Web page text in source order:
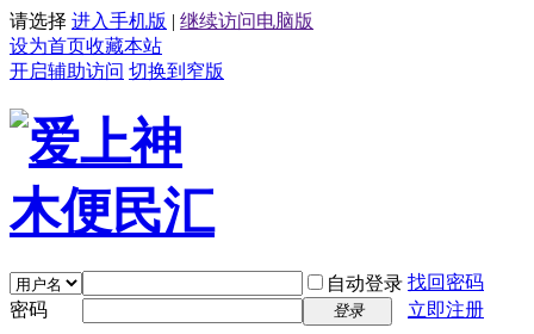
请选择 进入手机版 | 继续访问电脑版
设为首页收藏本站
开启辅助访问 切换到窄版
自动登录 找回密码
密码
登录 立即注册